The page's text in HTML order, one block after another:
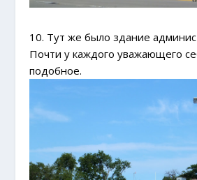
10. Тут же было здание
Почти у каждого уважающего
подобное.